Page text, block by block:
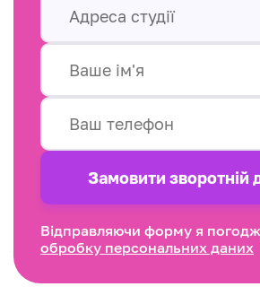
Адреса студії
Замовити зворотнiй
Відправляючи форму я
обробку персональних даних